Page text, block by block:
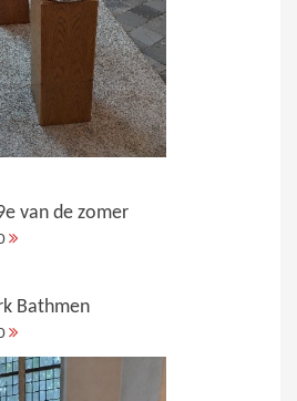
van de zomer
Bathmen